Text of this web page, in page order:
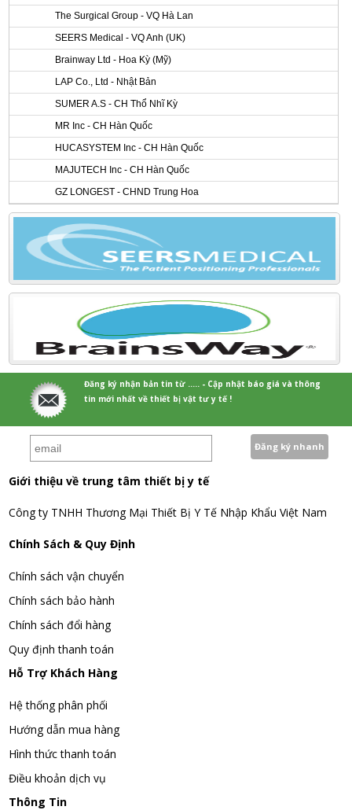
The Surgical Group - VQ Hà Lan
SEERS Medical - VQ Anh (UK)
Brainway Ltd - Hoa Kỳ (Mỹ)
LAP Co., Ltd - Nhật Bản
SUMER A.S - CH Thổ Nhĩ Kỳ
MR Inc - CH Hàn Quốc
HUCASYSTEM Inc - CH Hàn Quốc
MAJUTECH Inc - CH Hàn Quốc
GZ LONGEST - CHND Trung Hoa
Đăng ký nhận bản tin từ ..... - Cập nhật báo giá và thông
tin mới nhất về thiết bị vật tư y tế !
Giới thiệu về trung tâm thiết bị y tế
Công ty TNHH Thương Mại Thiết Bị Y Tế Nhập Khẩu Việt Nam
Chính Sách & Quy Định
Chính sách vận chuyển
Chính sách bảo hành
Chính sách đổi hàng
Quy định thanh toán
Hỗ Trợ Khách Hàng
Hệ thống phân phối
Hướng dẫn mua hàng
Hình thức thanh toán
Điều khoản dịch vụ
Thông Tin